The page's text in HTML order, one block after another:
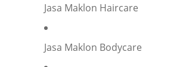
Jasa Maklon Haircare
Jasa Maklon Bodycare